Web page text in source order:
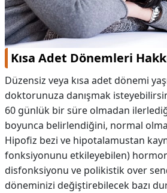
Kısa Adet Dönemleri
Düzensiz veya kısa adet dönemi
doktorunuza danışmak
60 günlük bir süre olmadan
boyunca belirlendiğini, normal
Hipofiz bezi ve hipotalamustan
fonksiyonunu etkileyebilen)
disfonksiyonu ve polikistik over
döneminizi değiştirebilecek bazı